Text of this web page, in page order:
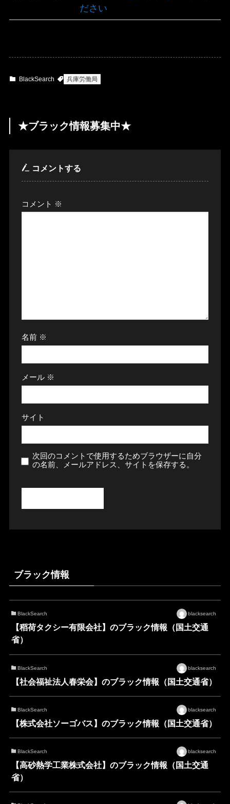
ださい
BlackSearch 兵庫労働局
★ブラック情報募集中★
コメントする
コメント ※
名前 ※
メール ※
サイト
次回のコメントで使用するためブラウザーに自分
の名前、メールアドレス、サイトを保存する。
ブラック情報
BlackSearch blacksearch
【稻荷タクシー有限会社】のブラック情報（国土交通
省）
BlackSearch blacksearch
【社会福祉法人春栄会】のブラック情報（国土交通省）
BlackSearch blacksearch
【株式会社ソーゴバス】のブラック情報（国土交通省）
BlackSearch blacksearch
【高砂熱学工業株式会社】のブラック情報（国土交通
省）